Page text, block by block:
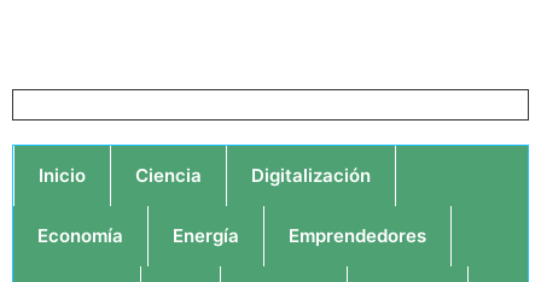
Inicio Ciencia Digitalización
Economía Energía Emprendedores